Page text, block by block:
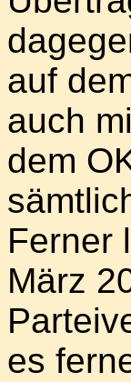
auf
auch
dem
Ferner
März
es